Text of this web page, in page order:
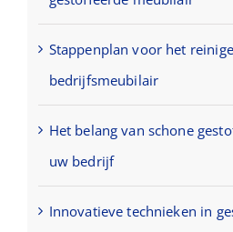
Stappenplan voor het
bedrijfsmeubilair
Het belang van schone
uw bedrijf
Innovatieve technieken in